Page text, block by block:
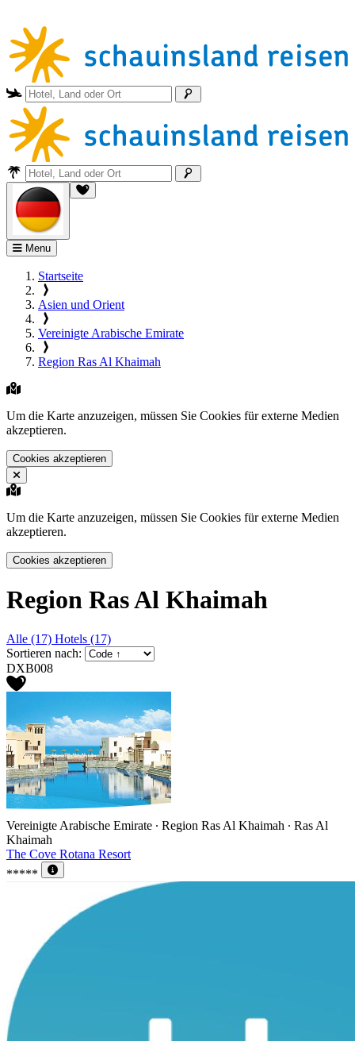
Menu
Startseite
Asien und Orient
Vereinigte Arabische Emirate
Region Ras Al Khaimah
Um die Karte anzuzeigen, müssen Sie Cookies für externe Medien
akzeptieren.
Cookies akzeptieren
Um die Karte anzuzeigen, müssen Sie Cookies für externe Medien
akzeptieren.
Cookies akzeptieren
Region Ras Al Khaimah
Alle (17) Hotels (17)
Sortieren nach:
DXB008
Vereinigte Arabische Emirate ∙ Region Ras Al Khaimah ∙ Ras Al
Khaimah
The Cove Rotana Resort
*****